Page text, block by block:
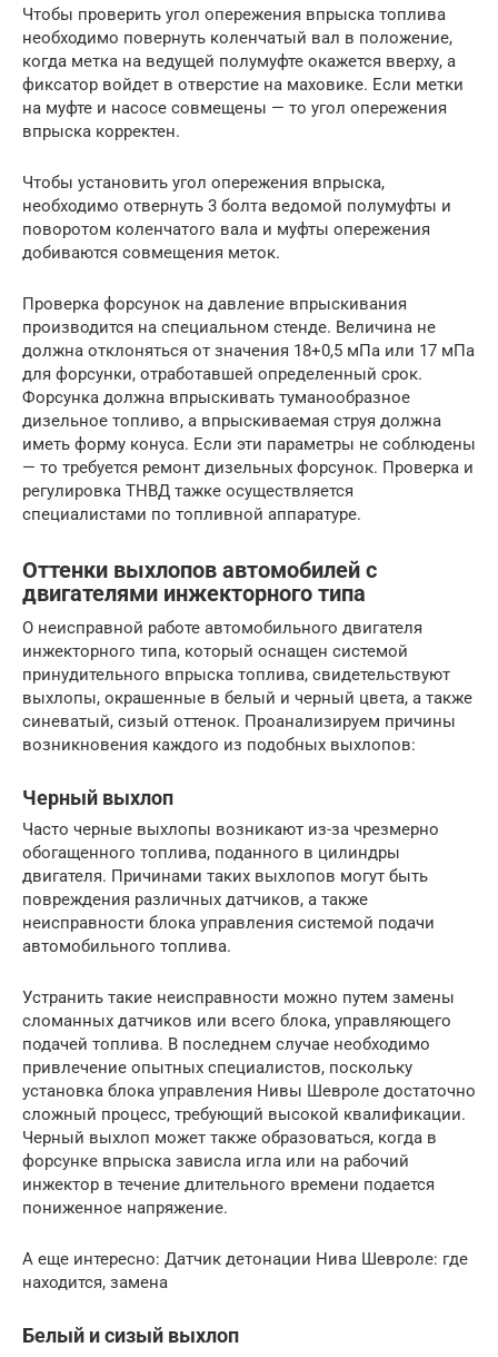
Чтобы проверить угол опережения впрыска топлива
необходимо повернуть коленчатый вал в положение,
когда метка на ведущей полумуфте окажется вверху, а
фиксатор войдет в отверстие на маховике. Если метки
на муфте и насосе совмещены — то угол опережения
впрыска корректен.
Чтобы установить угол опережения впрыска,
необходимо отвернуть 3 болта ведомой полумуфты и
поворотом коленчатого вала и муфты опережения
добиваются совмещения меток.
Проверка форсунок на давление впрыскивания
производится на специальном стенде. Величина не
должна отклоняться от значения 18+0,5 мПа или 17 мПа
для форсунки, отработавшей определенный срок.
Форсунка должна впрыскивать туманообразное
дизельное топливо, а впрыскиваемая струя должна
иметь форму конуса. Если эти параметры не соблюдены
— то требуется ремонт дизельных форсунок. Проверка и
регулировка ТНВД тажке осуществляется
специалистами по топливной аппаратуре.
Оттенки выхлопов автомобилей с
двигателями инжекторного типа
О неисправной работе автомобильного двигателя
инжекторного типа, который оснащен системой
принудительного впрыска топлива, свидетельствуют
выхлопы, окрашенные в белый и черный цвета, а также
синеватый, сизый оттенок. Проанализируем причины
возникновения каждого из подобных выхлопов:
Черный выхлоп
Часто черные выхлопы возникают из-за чрезмерно
обогащенного топлива, поданного в цилиндры
двигателя. Причинами таких выхлопов могут быть
повреждения различных датчиков, а также
неисправности блока управления системой подачи
автомобильного топлива.
Устранить такие неисправности можно путем замены
сломанных датчиков или всего блока, управляющего
подачей топлива. В последнем случае необходимо
привлечение опытных специалистов, поскольку
установка блока управления Нивы Шевроле достаточно
сложный процесс, требующий высокой квалификации.
Черный выхлоп может также образоваться, когда в
форсунке впрыска зависла игла или на рабочий
инжектор в течение длительного времени подается
пониженное напряжение.
А еще интересно: Датчик детонации Нива Шевроле: где
находится, замена
Белый и сизый выхлоп